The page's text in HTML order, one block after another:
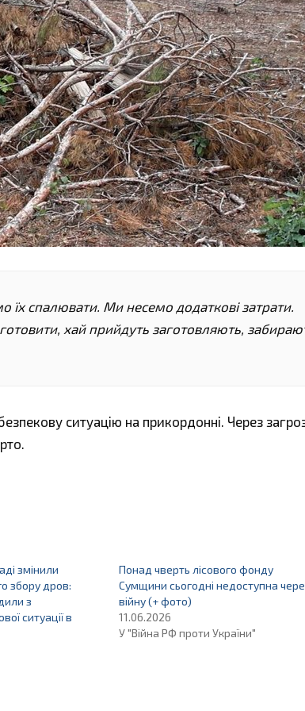
їх спалювати. Ми несемо додаткові затрати.
хай прийдуть заготовляють,
ситуацію на прикордонні. Через
змінили
збору дров:
з
ситуації в
Понад чверть лісового фонду
Сумщини сьогодні недоступна
війну (+ фото)
11.06.2026
У "Війна РФ проти України"